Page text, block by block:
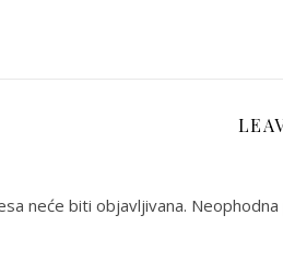
neće biti objavljivana. Neophodna